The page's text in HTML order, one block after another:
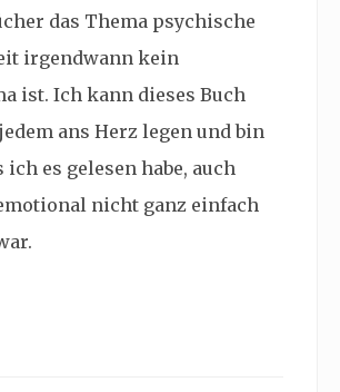
das Thema psychische
irgendwann kein
ist. Ich kann dieses Buch
ans Herz legen und bin
ich es gelesen habe, auch
nicht ganz einfach